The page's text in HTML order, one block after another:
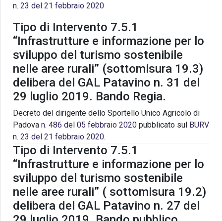
n. 23 del 21 febbraio 2020
Tipo di Intervento 7.5.1
“Infrastrutture e informazione per lo
sviluppo del turismo sostenibile
nelle aree rurali” (sottomisura 19.3)
delibera del GAL Patavino n. 31 del
29 luglio 2019. Bando Regia.
Decreto del dirigente dello Sportello Unico Agricolo di
Padova n. 486 del 05 febbraio 2020 pubblicato sul BURV
n. 23 del 21 febbraio 2020.
Tipo di Intervento 7.5.1
“Infrastrutture e informazione per lo
sviluppo del turismo sostenibile
nelle aree rurali” ( sottomisura 19.2)
delibera del GAL Patavino n. 27 del